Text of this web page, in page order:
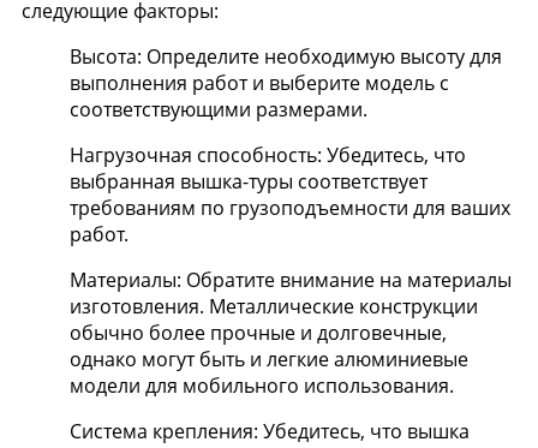
следующие факторы:
Высота: Определите необходимую высоту для
выполнения работ и выберите модель с
соответствующими размерами.
Нагрузочная способность: Убедитесь, что
выбранная вышка-туры соответствует
требованиям по грузоподъемности для ваших
работ.
Материалы: Обратите внимание на материалы
изготовления. Металлические конструкции
обычно более прочные и долговечные,
однако могут быть и легкие алюминиевые
модели для мобильного использования.
Система крепления: Убедитесь, что вышка